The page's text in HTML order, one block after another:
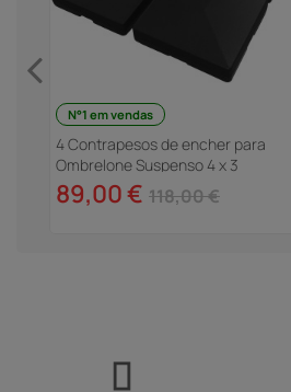
N°1 em vendas
4 Contrapesos de encher para
Ombrelone Suspenso 4 x 3
89,00 € 118,00 €